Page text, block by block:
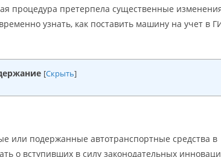
процедура претерпела существенные
узнать, как поставить машину на учет в
[Скрыть]
или подержанные автотранспортные средства в
о вступивших в силу законодательных